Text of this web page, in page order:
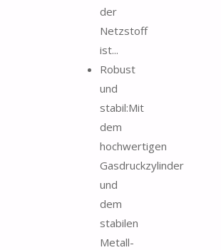
der
Netzstoff
ist...
Robust
und
stabil:Mit
dem
hochwertigen
Gasdruckzylinder
und
dem
stabilen
Metall-